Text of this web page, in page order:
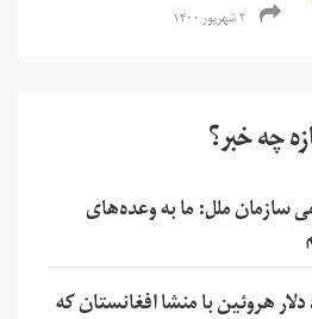
۲ شهریور ۱۴۰۰
چه خبر؟
ملل: ما به وعده‌های
۳ میلیارد دلار هروئین با منشا افغانستان که